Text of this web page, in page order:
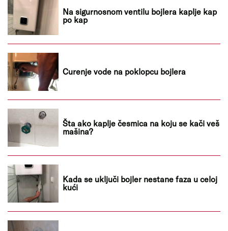
Na sigurnosnom ventilu bojlera kaplje kap
po kap
Curenje vode na poklopcu bojlera
Šta ako kaplje česmica na koju se kači veš
mašina?
Kada se uključi bojler nestane faza u celoj
kući